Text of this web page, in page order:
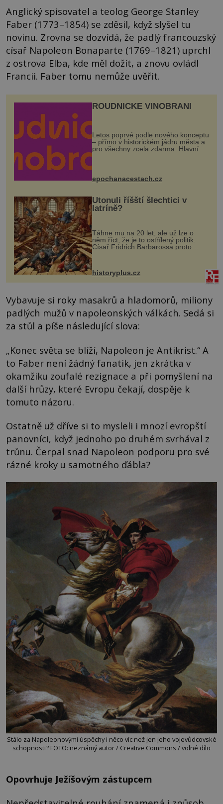
Anglický spisovatel a teolog George Stanley
Faber (1773–1854) se zděsil, když slyšel tu
novinu. Zrovna se dozvídá, že padlý francouzský
císař Napoleon Bonaparte (1769–1821) uprchl
z ostrova Elba, kde měl dožít, a znovu ovládl
Francii. Faber tomu nemůže uvěřit.
ROUDNICKÉ VINOBRANÍ
Letos poprvé podle nového konceptu
– přímo v historickém jádru města a
pro všechny zcela zdarma. Hlavní
program se odehraje na Karlově a
mohou těšit na víno, burčák, pes...
epochanacestach.cz
Utonuli říšští šlechtici v
latríně?
Táhne mu na 20 let, ale už lze o
něm říct, že je to ostřílený politik.
Císař Fridrich Barbarossa proto
posílá svého syna a dědice Jindřicha
VI. do Erfurtu, aby se stal
prostředníkem při řešení sporu m...
historyplus.cz
Vybavuje si roky masakrů a hladomorů, miliony
padlých mužů v napoleonských válkách. Sedá si
za stůl a píše následující slova:
„Konec světa se blíží, Napoleon je Antikrist.“ A
to Faber není žádný fanatik, jen zkrátka v
okamžiku zoufalé rezignace a při pomyšlení na
další hrůzy, které Evropu čekají, dospěje k
tomuto názoru.
Ostatně už dříve si to mysleli i mnozí evropští
panovníci, když jednoho po druhém svrhával z
trůnu. Čerpal snad Napoleon podporu pro své
rázné kroky u samotného ďábla?
Stálo za Napoleonovými úspěchy i něco víc než jen jeho vojevůdcovské
schopnosti? FOTO: neznámý autor / Creative Commons / volné dílo
Opovrhuje Ježíšovým zástupcem